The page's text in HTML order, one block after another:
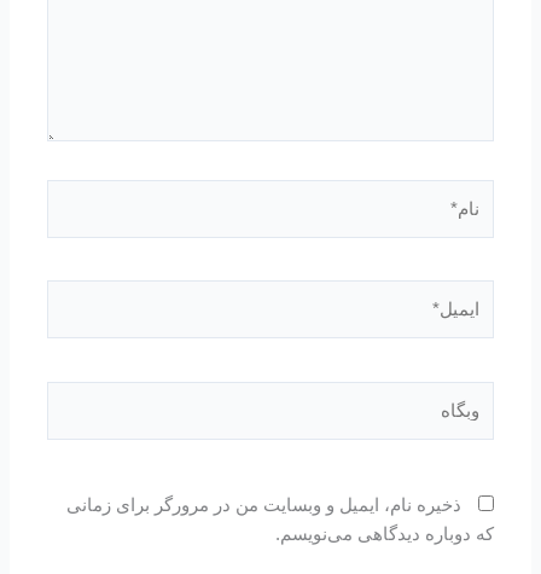
ذخیره نام، ایمیل و وبسایت من در مرورگر برای زمانی
که دوباره دیدگاهی می‌نویسم.